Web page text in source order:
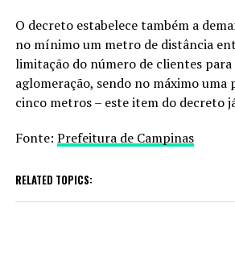
O decreto estabelece também a
no mínimo um metro de distância
limitação do número de clientes
aglomeração, sendo no máximo uma
cinco metros – este item do decreto
Fonte: Prefeitura de Campinas
RELATED TOPICS: